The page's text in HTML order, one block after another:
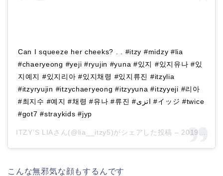
Can I squeeze her cheeks? . . #itzy #midzy #lia
#chaeryeong #yeji #ryujin #yuna #있지 #있지유나 #있
지예지 #있지리아 #있지채령 #있지류진 #itzylia
#itzyryujin #itzychaeryeong #itzyyuna #itzyyeji #리아
#최지수 #예지 #채령 #유나 #류진 #اتزی #イッジ #twice
#got7 #straykids #jyp
ITZY’S LIAさん(@lia__itzy5)がシェアした投稿 – 2019年 9月月26日午前6時25分PDT
こんな無邪気な顔もするんです